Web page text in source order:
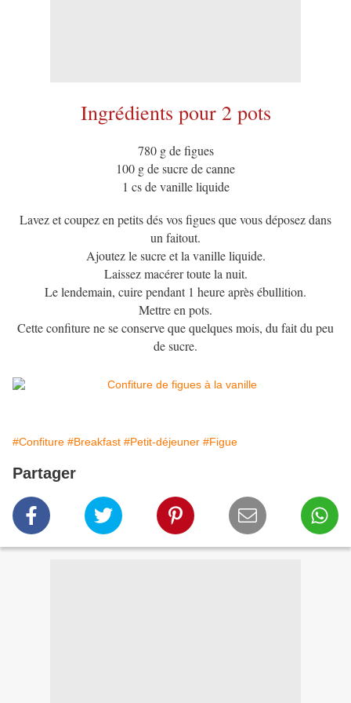
Ingrédients pour 2 pots
780 g de figues
100 g de sucre de canne
1 cs de vanille liquide
Lavez et coupez en petits dés vos figues que vous déposez dans
un faitout.
Ajoutez le sucre et la vanille liquide.
Laissez macérer toute la nuit.
Le lendemain, cuire pendant 1 heure après ébullition.
Mettre en pots.
Cette confiture ne se conserve que quelques mois, du fait du peu
de sucre.
#Confiture #Breakfast #Petit-déjeuner #Figue
Partager